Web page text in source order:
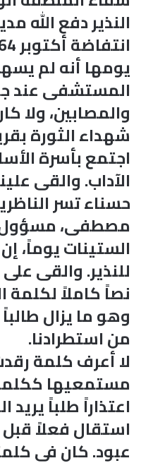
النذير دفع الله
يومها أنه لم
المستشفى عند
والمصابين، ولا
شهداء الثورة
الآداب. والقى
حسناء تسر
مصطفى، مسؤول
الستينات يوماً،
للنذير. والقى
نصاً كاملاً لكلمة
وهو ما يزال
من استطرادنا.
لا أعرف كلمة
مستمعيها
اعتذاراً طلباً
استقال فعلاً
عبود. كان في